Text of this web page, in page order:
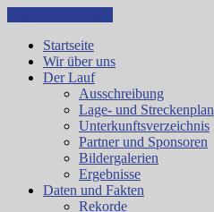
Startseite
Wir über uns
Der Lauf
Ausschreibung
Lage- und Streckenplan
Unterkunftsverzeichnis
Partner und Sponsoren
Bildergalerien
Ergebnisse
Daten und Fakten
Rekorde